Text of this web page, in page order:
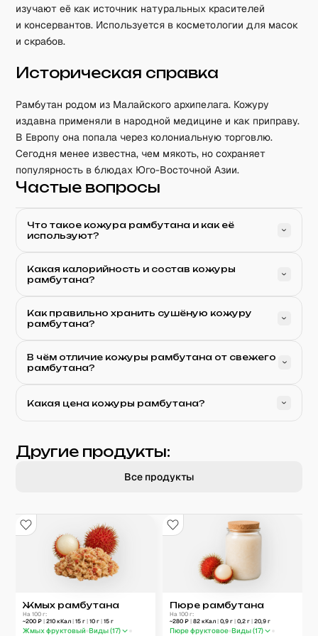
изучают её как источник натуральных красителей
и консервантов. Используется в косметологии для масок
и скрабов.
Историческая справка
Рамбутан родом из Малайского архипелага. Кожуру
издавна применяли в народной медицине и как приправу.
В Европу она попала через колониальную торговлю.
Сегодня менее известна, чем мякоть, но сохраняет
популярность в блюдах Юго-Восточной Азии.
Частые вопросы
Что такое кожура рамбутана и как её
используют?
Какая калорийность и состав кожуры
рамбутана?
Как правильно хранить сушёную кожуру
рамбутана?
В чём отличие кожуры рамбутана от свежего
рамбутана?
Какая цена кожуры рамбутана?
Другие продукты:
Все продукты
Жмых рамбутана
На 100 г:
~200 ₽| 210 кКал| 15 г| 10 г| 15 г
Жмых фруктовый Виды (17)
Пюре рамбутана
На 100 г:
~280 ₽ | 82 кКал | 0,9 г | 0,2 г | 20,9 г
Пюре фруктовое Виды (17)